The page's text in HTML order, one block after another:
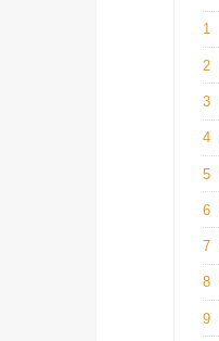
1
2
3
4
5
6
7
8
9